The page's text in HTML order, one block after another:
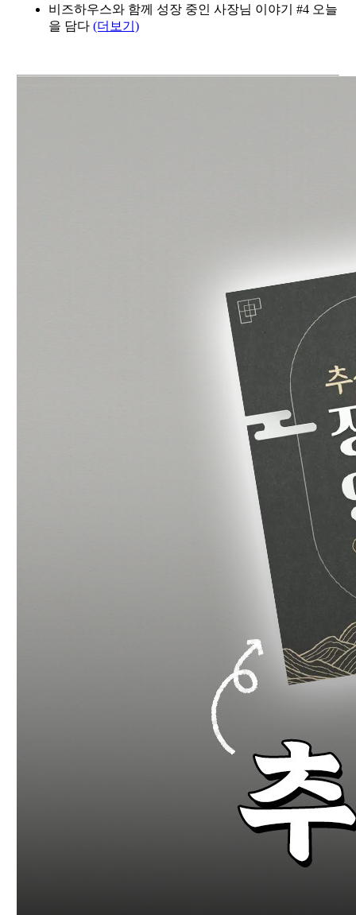
비즈하우스와 함께 성장 중인 사장님 이야기 #4 오늘
을 담다 (더보기)